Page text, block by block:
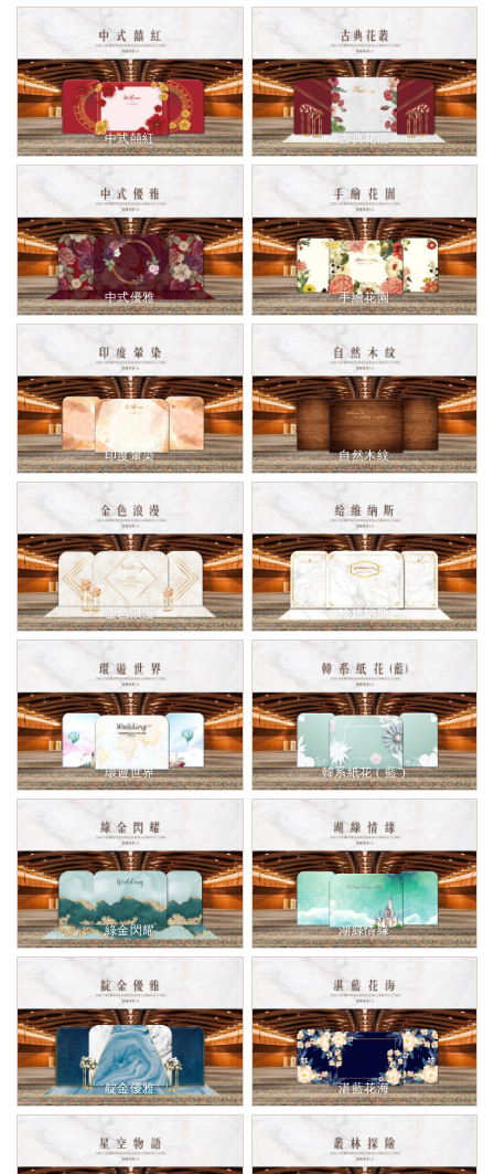
中式囍紅 古典花叢
中式優雅 手繪花園
印度暈染 自然木紋
金色浪漫 給維納斯
環遊世界 韓系紙花 ( 藍 )
綠金閃耀 湖綠情緣
靛金優雅 湛藍花海